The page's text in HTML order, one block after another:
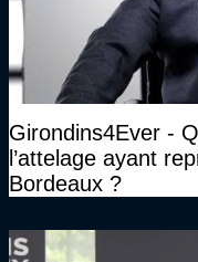
Girondins4Ever -
l’attelage ayant
Bordeaux ?